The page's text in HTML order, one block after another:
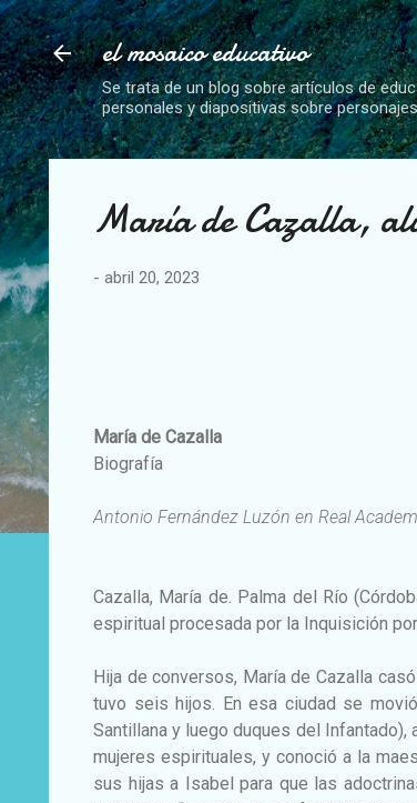
el mosaico educativo
Se trata de un blog sobre artículos de
personales y diapositivas sobre
María de Cazalla,
- abril 20, 2023
María de Cazalla
Biografía
Antonio Fernández Luzón en Real
Cazalla, María de. Palma del Río
espiritual procesada por la Inquisición
Hija de conversos, María de Cazalla
tuvo seis hijos. En esa ciudad se
Santillana y luego duques del
mujeres espirituales, y conoció a la
sus hijas a Isabel para que las